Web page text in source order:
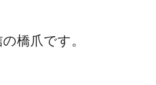
橋爪です。